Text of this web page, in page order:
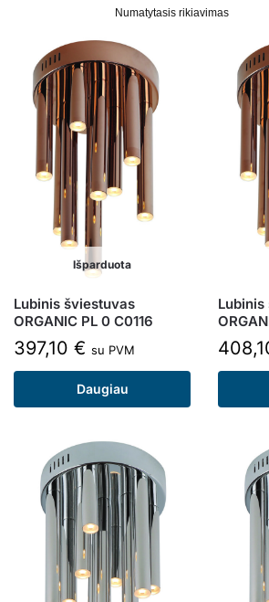
Išparduota
Lubinis šviestuvas
ORGANIC PL 0 C0116
397,10 € su PVM
Daugiau